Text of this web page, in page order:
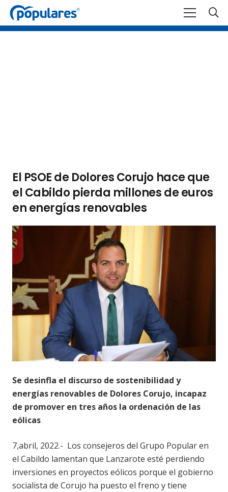
El PSOE de Dolores Corujo hace que
el Cabildo pierda millones de euros
en energías renovables
Se desinfla el discurso de sostenibilidad y
energías renovables de Dolores Corujo, incapaz
de promover en tres años la ordenación de las
eólicas
7,abril, 2022.- Los consejeros del Grupo Popular en
el Cabildo lamentan que Lanzarote esté perdiendo
inversiones en proyectos eólicos porque el gobierno
socialista de Corujo ha puesto el freno y tiene